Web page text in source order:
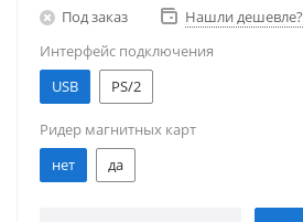
Под заказ
Нашли дешевле?
Интерфейс подключения
USB
PS/2
Ридер магнитных карт
нет
да